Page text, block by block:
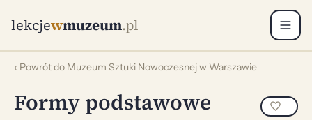
lekcjewmuzeum.pl
‹ Powrót do Muzeum Sztuki Nowoczesnej w Warszawie
Formy podstawowe